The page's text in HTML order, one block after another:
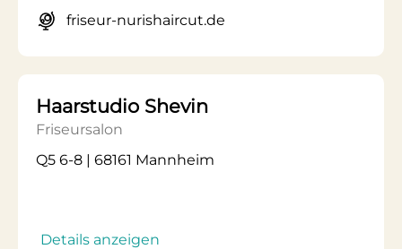
friseur-nurishaircut.de
Haarstudio Shevin
Friseursalon
Q5 6-8 | 68161 Mannheim
Details anzeigen